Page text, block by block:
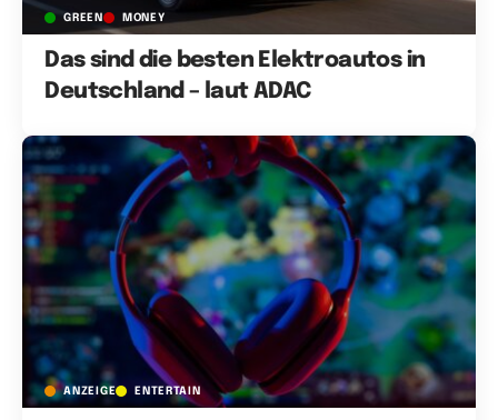
GREEN MONEY
Das sind die besten Elektroautos in
Deutschland – laut ADAC
ANZEIGE ENTERTAIN